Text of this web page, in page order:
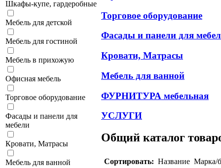
Шкафы-купе, гардеробные
Мебель для детской
Мебель для гостиной
Мебель в прихожую
Офисная мебель
Торговое оборудование
Фасады и панели для
мебели
Кровати, Матрасы
Мебель для ванной
Торговое оборудование
Фасады и панели для
Кровати, Матрасы
Мебель для ванной
ФУРНИТУРА мебельная
УСЛУГИ
Общий каталог
Сортировать: Название Марка/